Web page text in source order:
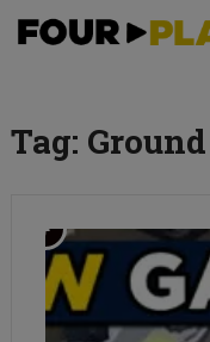
Tag: